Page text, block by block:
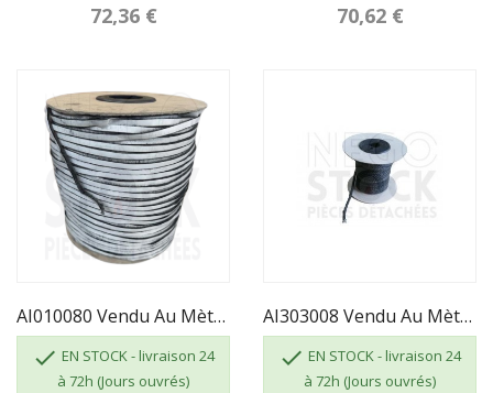
72,36 € 70,62 €
AI010080 Vendu Au Mètre - JOINT VITRE 7 X 3...
 EN STOCK - livraison 24
à 72h (Jours ouvrés)
AI303008 Vendu Au Mètre - JOINT DE PORTE D8
 EN STOCK - livraison 24
à 72h (Jours ouvrés)